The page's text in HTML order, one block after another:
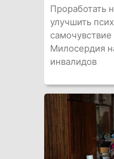
Проработать
улучшить
Милосердия
инвалидов